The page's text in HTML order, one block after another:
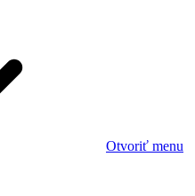
Otvoriť menu